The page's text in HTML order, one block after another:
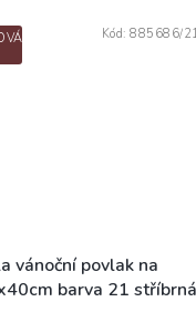
vánoční povlak na
barva 21 stříbrná
Kód: 885686/